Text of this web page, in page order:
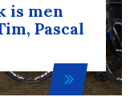
is men
Pascal